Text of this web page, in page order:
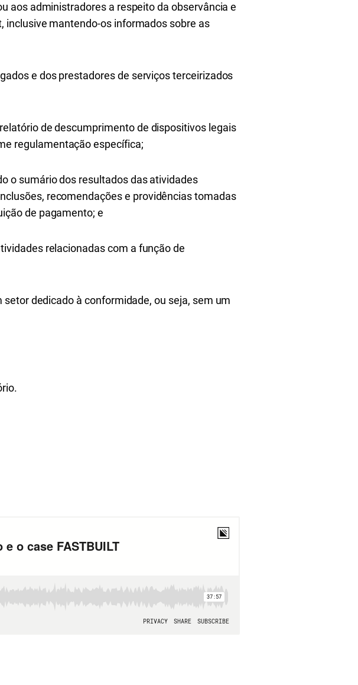
aos administradores a respeito da observância e
inclusive mantendo-os informados sobre as
e dos prestadores de serviços terceirizados
de descumprimento de dispositivos legais
regulamentação específica;
o sumário dos resultados das atividades
recomendações e providências tomadas
de pagamento; e
relacionadas com a função de
setor dedicado à conformidade, ou seja, sem um